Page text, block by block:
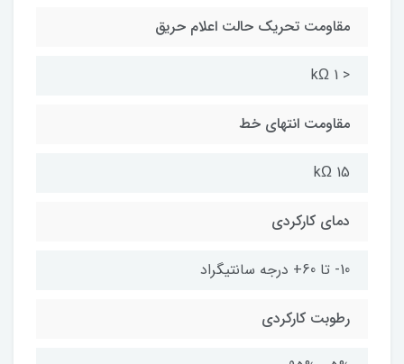
مقاومت تحریک حالت اعلام حریق
< 1 kΩ
مقاومت انتهای خط
15 kΩ
دمای کارکردی
10- تا 60+ درجه سانتیگراد
رطوبت کارکردی